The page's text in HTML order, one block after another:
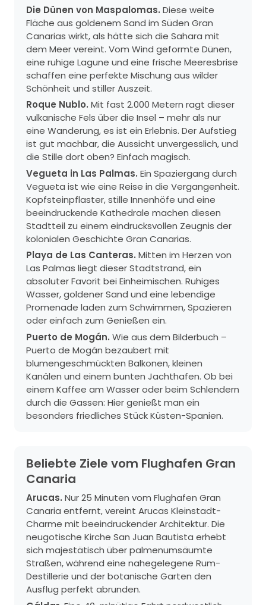
Die Dünen von Maspalomas. Diese weite
Fläche aus goldenem Sand im Süden Gran
Canarias wirkt, als hätte sich die Sahara mit
dem Meer vereint. Vom Wind geformte Dünen,
eine ruhige Lagune und eine frische Meeresbrise
schaffen eine perfekte Mischung aus wilder
Schönheit und stiller Auszeit.
Roque Nublo. Mit fast 2.000 Metern ragt dieser
vulkanische Fels über die Insel – mehr als nur
eine Wanderung, es ist ein Erlebnis. Der Aufstieg
ist gut machbar, die Aussicht unvergesslich, und
die Stille dort oben? Einfach magisch.
Vegueta in Las Palmas. Ein Spaziergang durch
Vegueta ist wie eine Reise in die Vergangenheit.
Kopfsteinpflaster, stille Innenhöfe und eine
beeindruckende Kathedrale machen diesen
Stadtteil zu einem eindrucksvollen Zeugnis der
kolonialen Geschichte Gran Canarias.
Playa de Las Canteras. Mitten im Herzen von
Las Palmas liegt dieser Stadtstrand, ein
absoluter Favorit bei Einheimischen. Ruhiges
Wasser, goldener Sand und eine lebendige
Promenade laden zum Schwimmen, Spazieren
oder einfach zum Genießen ein.
Puerto de Mogán. Wie aus dem Bilderbuch –
Puerto de Mogán bezaubert mit
blumengeschmückten Balkonen, kleinen
Kanälen und einem bunten Jachthafen. Ob bei
einem Kaffee am Wasser oder beim Schlendern
durch die Gassen: Hier genießt man ein
besonders friedliches Stück Küsten-Spanien.
Beliebte Ziele vom Flughafen Gran
Canaria
Arucas. Nur 25 Minuten vom Flughafen Gran
Canaria entfernt, vereint Arucas Kleinstadt-
Charme mit beeindruckender Architektur. Die
neugotische Kirche San Juan Bautista erhebt
sich majestätisch über palmenumsäumte
Straßen, während eine nahegelegene Rum-
Destillerie und der botanische Garten den
Ausflug perfekt abrunden.